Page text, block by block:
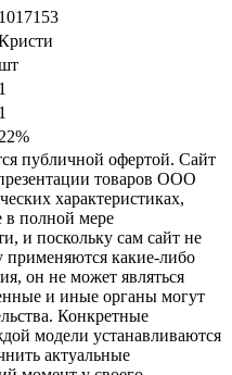
1017153
1
1
22%
публичной офертой. Сайт
товаров ООО
характеристиках,
в полной мере
и поскольку сам сайт не
применяются какие-либо
он не может являться
и иные органы могут
Конкретные
модели устанавливаются
актуальные